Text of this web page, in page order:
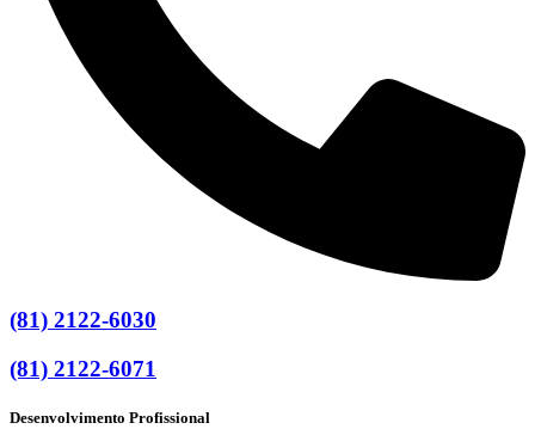
(81) 2122-6030
(81) 2122-6071
Desenvolvimento Profissional